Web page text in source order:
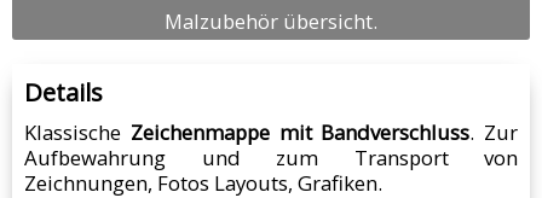
Malzubehör übersicht.
Details
Klassische Zeichenmappe mit Bandverschluss. Zur
Aufbewahrung und zum Transport von
Zeichnungen, Fotos Layouts, Grafiken.